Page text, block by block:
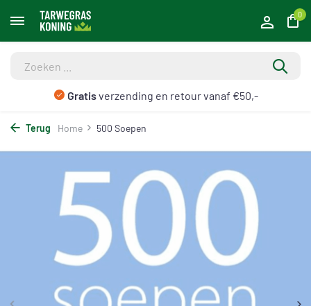
0
Gratisverzending en retour vanaf €50,-
Terug Home 500 Soepen